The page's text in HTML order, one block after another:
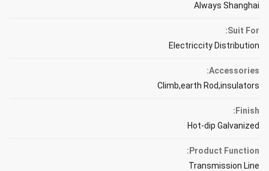
Always Shanghai
Suit For:
Electriccity Distribution
Accessories:
Climb,earth Rod,insulators
Finish:
Hot-dip Galvanized
Product Function:
Transmission Line